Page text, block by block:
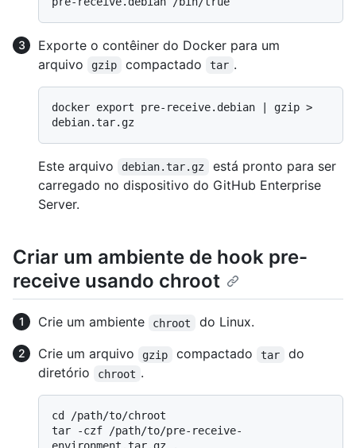
Exporte o contêiner do Docker para um
arquivo
gzip compactado tar .
docker export pre-receive.debian | gzip >
Este arquivo debian.tar.gz
está pronto para ser
carregado no dispositivo do GitHub Enterprise
Server.
Criar um ambiente de hook pre-
receive usando chroot
Crie um ambiente chroot
do Linux.
Crie um arquivo
gzip compactado tar
do
diretório
chroot .
cd /path/to/chroot
tar -czf /path/to/pre-receive-